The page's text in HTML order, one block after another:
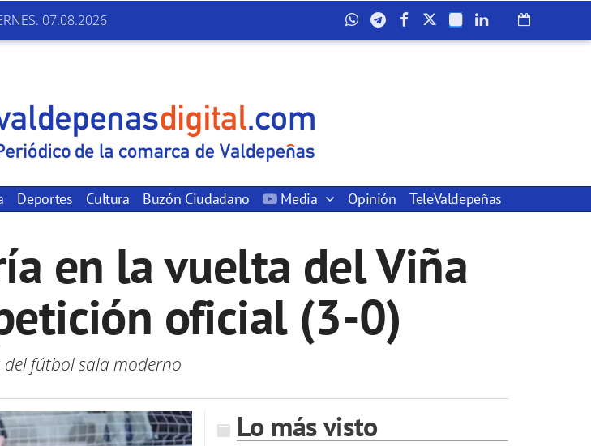
07.08.2026
Deportes Cultura Buzón Ciudadano Media Opinión TeleValdepeñas
en la vuelta del Viña
oficial (3-0)
del fútbol sala moderno
Lo más visto